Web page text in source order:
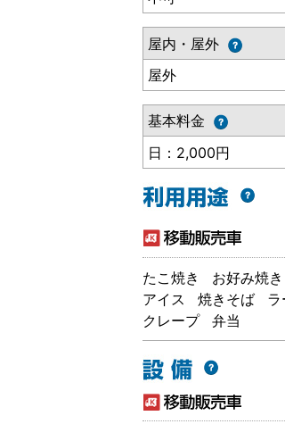
屋内・屋外
屋外
基本料金
日：2,000円
たこ焼き お好み焼き
アイス
焼きそば ラ
クレープ
弁当